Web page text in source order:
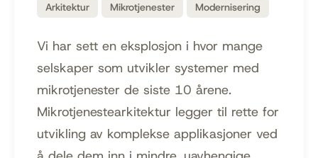
Arkitektur Mikrotjenester Modernisering
Vi har sett en eksplosjon i hvor mange
selskaper som utvikler systemer med
mikrotjenester de siste 10 årene.
Mikrotjenestearkitektur legger til rette for
utvikling av komplekse applikasjoner ved